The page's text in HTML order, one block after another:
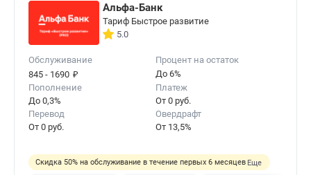
Альфа-Банк
Тариф Быстрое развитие
5.0
Обслуживание
845 - 1690 ₽
Процент на остаток
До 6%
Пополнение
До 0,3%
Платеж
От 0 руб.
Перевод
От 0 руб.
Овердрафт
От 13,5%
Скидка 50% на обслуживание в течение первых 6 месяцев Еще